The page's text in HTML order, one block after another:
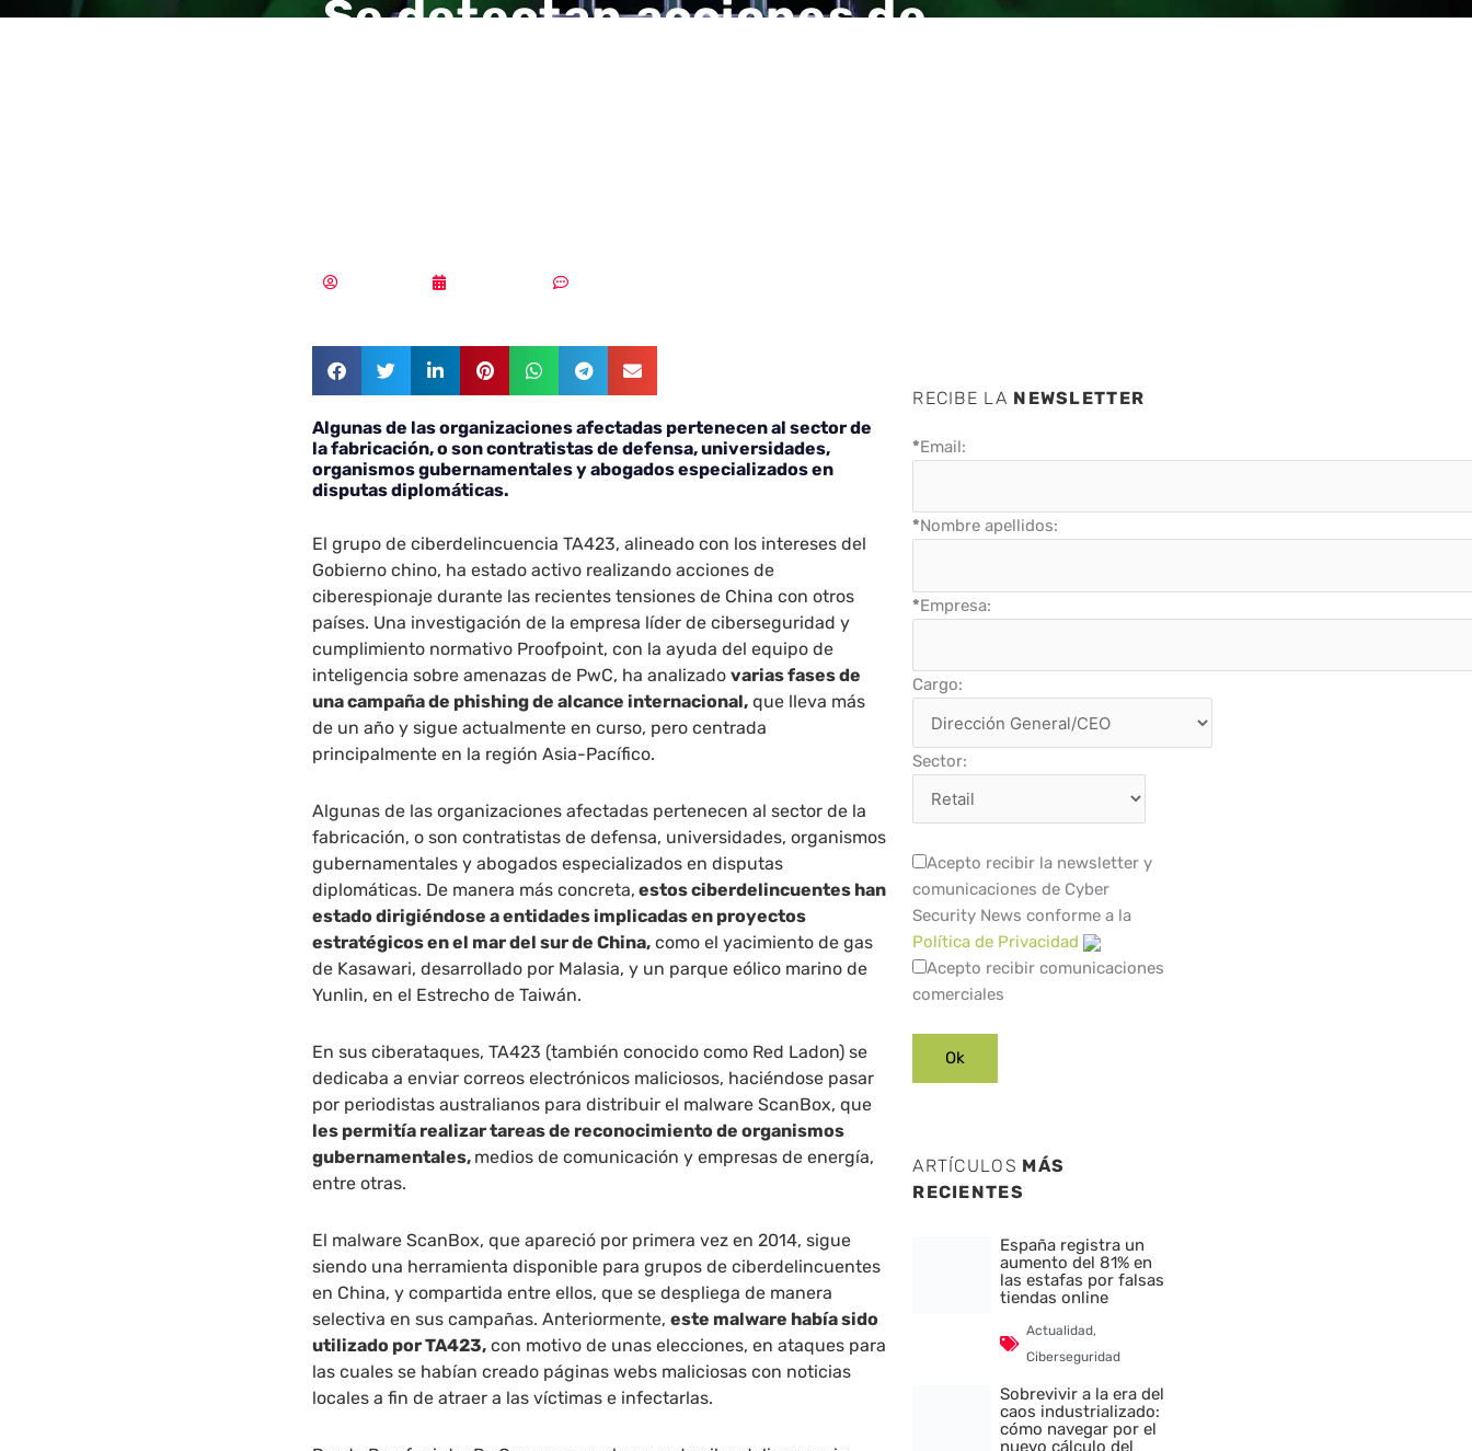
Se detectan acciones de
Algunas de las organizaciones afectadas pertenecen al sector de
la fabricación, o son contratistas de defensa, universidades,
organismos gubernamentales y abogados especializados en
disputas diplomáticas.
El grupo de ciberdelincuencia TA423, alineado con los intereses del
Gobierno chino, ha estado activo realizando acciones de
ciberespionaje durante las recientes tensiones de China con otros
países. Una investigación de la empresa líder de ciberseguridad y
cumplimiento normativo Proofpoint, con la ayuda del equipo de
inteligencia sobre amenazas de PwC, ha analizadovarias fases de
una campaña de phishing de alcance internacional, que lleva más
de un año y sigue actualmente en curso, pero centrada
principalmente en la región Asia-Pacífico.
Algunas de las organizaciones afectadas pertenecen al sector de la
fabricación, o son contratistas de defensa, universidades, organismos
gubernamentales y abogados especializados en disputas
diplomáticas. De manera más concreta, estos ciberdelincuentes han
estado dirigiéndose a entidades implicadas en proyectos
estratégicos en el mar del sur de China, como el yacimiento de gas
de Kasawari, desarrollado por Malasia, y un parque eólico marino de
Yunlin, en el Estrecho de Taiwán.
En sus ciberataques, TA423 (también conocido como Red Ladon) se
dedicaba a enviar correos electrónicos maliciosos, haciéndose pasar
por periodistas australianos para distribuir el malware ScanBox, que
les permitía realizar tareas de reconocimiento de organismos
gubernamentales, medios de comunicación y empresas de energía,
entre otras.
El malware ScanBox, que apareció por primera vez en 2014, sigue
siendo una herramienta disponible para grupos de ciberdelincuentes
en China, y compartida entre ellos, que se despliega de manera
selectiva en sus campañas. Anteriormente,este malware había sido
utilizado por TA423, con motivo de unas elecciones, en ataques para
las cuales se habían creado páginas webs maliciosas con noticias
locales a fin de atraer a las víctimas e infectarlas.
RECIBE LA NEWSLETTER
*Email:
*Nombre apellidos:
*Empresa:
Cargo:
Sector:
Acepto recibir la newsletter y
comunicaciones de Cyber
Security News conforme a la
Política de Privacidad
Acepto recibir comunicaciones
comerciales
ARTÍCULOS MÁS
RECIENTES
España registra un
aumento del 81% en
las estafas por falsas
tiendas online
Actualidad,
Ciberseguridad
Sobrevivir a la era del
caos industrializado:
cómo navegar por el
nuevo cálculo del